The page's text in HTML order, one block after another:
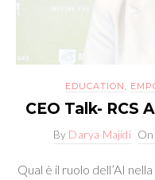
EDUCATION
CEO Talk- RCS
By Darya Majidi On
Qual è il ruolo dell’AI